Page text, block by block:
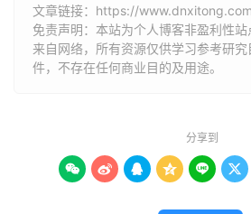
文章链接： https://
免责声明：本站为个人博客非盈利性
来自网络，所有资源仅供学习参考研
件，不存在任何商业目的及用途。
分享到
     